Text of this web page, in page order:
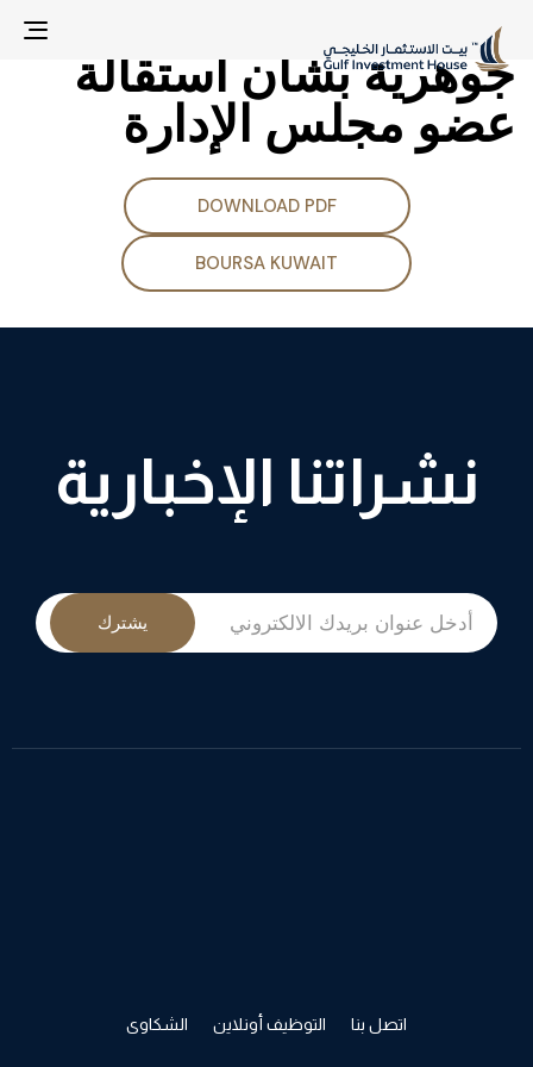
الإفصاح عن معلومات
جوهرية بشأن استقالة
عضو مجلس الإدارة
DOWNLOAD PDF
BOURSA KUWAIT
نشراتنا الإخبارية
يشترك
اتصل بنا التوظيف أونلاين الشكاوى